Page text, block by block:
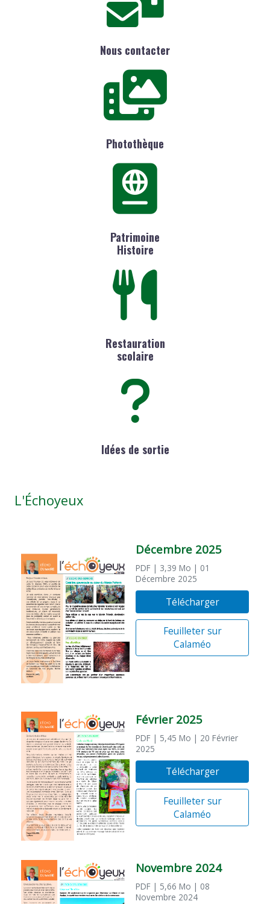
Nous contacter
Photothèque
Patrimoine
Histoire
Restauration
scolaire
Idées de sortie
L'Échoyeux
Décembre 2025
PDF | 3,39 Mo | 01
Décembre 2025
Télécharger
Feuilleter sur
Calaméo
Février 2025
PDF | 5,45 Mo | 20 Février
2025
Télécharger
Feuilleter sur
Calaméo
Novembre 2024
PDF | 5,66 Mo | 08
Novembre 2024